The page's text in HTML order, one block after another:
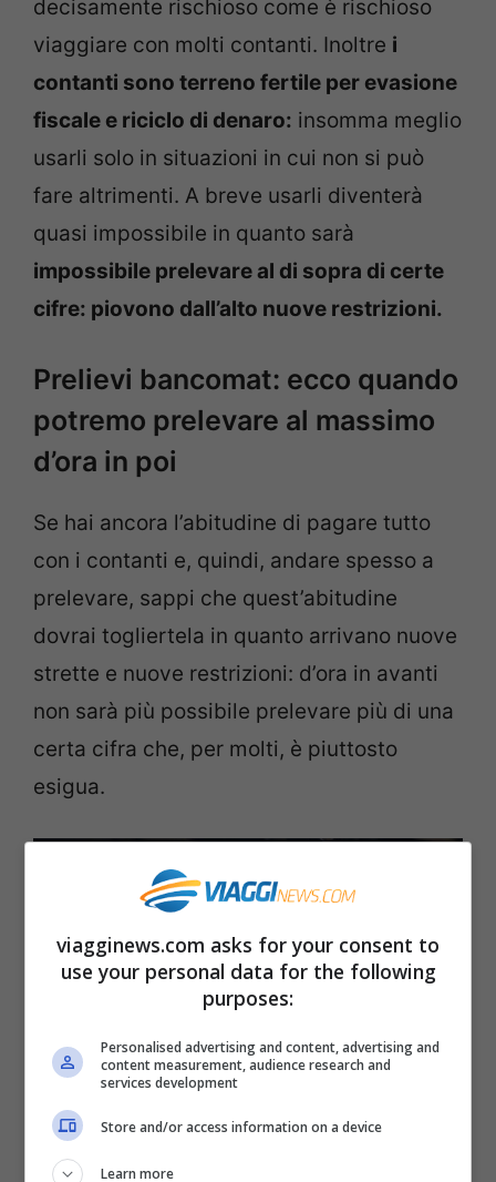
decisamente rischioso come è rischioso
viaggiare con molti contanti. Inoltre i
contanti sono terreno fertile per evasione
fiscale e riciclo di denaro: insomma meglio
usarli solo in situazioni in cui non si può
fare altrimenti. A breve usarli diventerà
quasi impossibile in quanto sarà
impossibile prelevare al di sopra di certe
cifre: piovono dall’alto nuove restrizioni.
Prelievi bancomat: ecco quando
potremo prelevare al massimo
d’ora in poi
Se hai ancora l’abitudine di pagare tutto
con i contanti e, quindi, andare spesso a
prelevare, sappi che quest’abitudine
dovrai togliertela in quanto arrivano nuove
strette e nuove restrizioni: d’ora in avanti
non sarà più possibile prelevare più di una
certa cifra che, per molti, è piuttosto
esigua.
Prelievi bancomat: ecco quando potremo prelevare al
massimo d’ora in poi/viagginews.com
viagginews.com asks for your consent to
use your personal data for the following
purposes:
Personalised advertising and content, advertising and
content measurement, audience research and
services development
Store and/or access information on a device
Learn more